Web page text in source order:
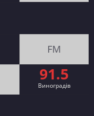
FM
91.5
Виноградів